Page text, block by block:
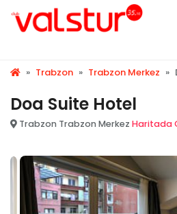
» Trabzon » Trabzon Merkez »
Doa Suite Hotel
Trabzon Trabzon Merkez Haritada